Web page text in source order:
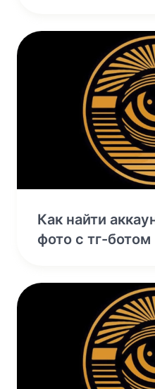
Как найти
фото с тг-ботом